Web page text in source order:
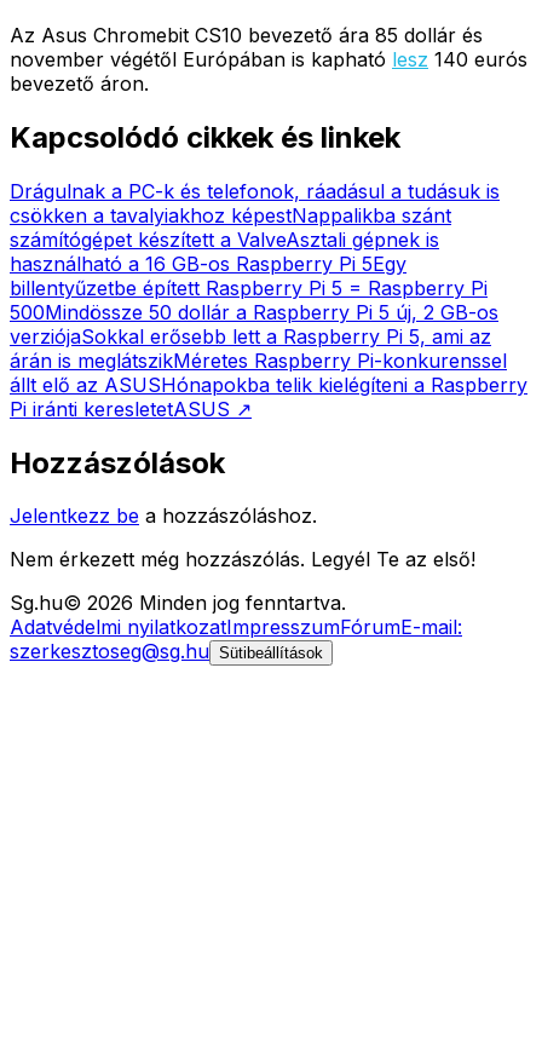
Az Asus Chromebit CS10 bevezető ára 85 dollár és
november végétől Európában is kapható lesz 140 eurós
bevezető áron.
Kapcsolódó cikkek és linkek
Drágulnak a PC-k és telefonok, ráadásul a tudásuk is
csökken a tavalyiakhoz képestNappalikba szánt
számítógépet készített a ValveAsztali gépnek is
használható a 16 GB-os Raspberry Pi 5Egy
billentyűzetbe épített Raspberry Pi 5 = Raspberry Pi
500Mindössze 50 dollár a Raspberry Pi 5 új, 2 GB-os
verziójaSokkal erősebb lett a Raspberry Pi 5, ami az
árán is meglátszikMéretes Raspberry Pi-konkurenssel
állt elő az ASUSHónapokba telik kielégíteni a Raspberry
Pi iránti keresletetASUS ↗
Hozzászólások
Jelentkezz be a hozzászóláshoz.
Nem érkezett még hozzászólás. Legyél Te az első!
Sg.hu© 2026 Minden jog fenntartva.
Adatvédelmi nyilatkozatImpresszumFórumE-mail:
szerkesztoseg@sg.hu Sütibeállítások